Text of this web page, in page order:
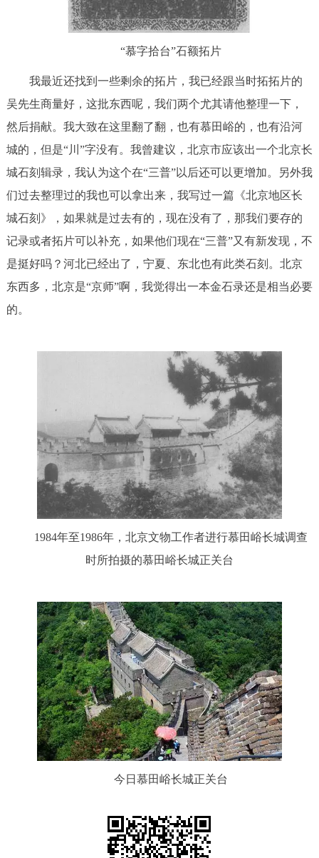
“慕字拾台”石额拓片
我最近还找到一些剩余的拓片，我已经跟当时拓拓片的
吴先生商量好，这批东西呢，我们两个尤其请他整理一下，
然后捐献。我大致在这里翻了翻，也有慕田峪的，也有沿河
城的，但是“川”字没有。我曾建议，北京市应该出一个北京长
城石刻辑录，我认为这个在“三普”以后还可以更增加。另外我
们过去整理过的我也可以拿出来，我写过一篇《北京地区长
城石刻》，如果就是过去有的，现在没有了，那我们要存的
记录或者拓片可以补充，如果他们现在“三普”又有新发现，不
是挺好吗？河北已经出了，宁夏、东北也有此类石刻。北京
东西多，北京是“京师”啊，我觉得出一本金石录还是相当必要
的。
1984年至1986年，北京文物工作者进行慕田峪长城调查
时所拍摄的慕田峪长城正关台
今日慕田峪长城正关台